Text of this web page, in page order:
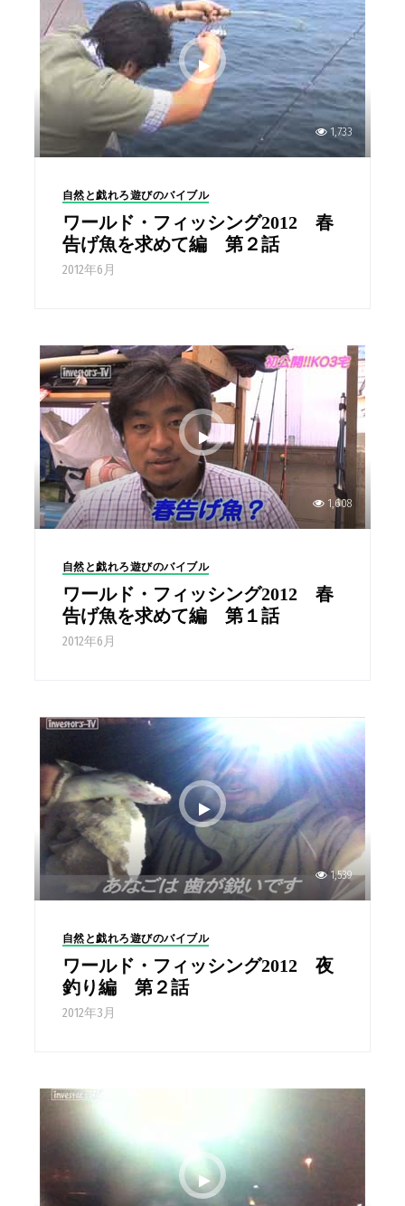
1,733
自然と戯れろ遊びのバイブル
ワールド・フィッシング2012 春
告げ魚を求めて編 第２話
2012年6月
1,608
自然と戯れろ遊びのバイブル
ワールド・フィッシング2012 春
告げ魚を求めて編 第１話
2012年6月
1,539
自然と戯れろ遊びのバイブル
ワールド・フィッシング2012 夜
釣り編 第２話
2012年3月